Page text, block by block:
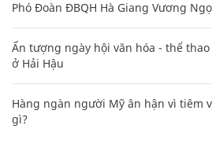
Phó Đoàn ĐBQH Hà Giang Vương
Ấn tượng ngày hội văn hóa - thể
ở Hải Hậu
Hàng ngàn người Mỹ ân hận vì tiêm
gì?